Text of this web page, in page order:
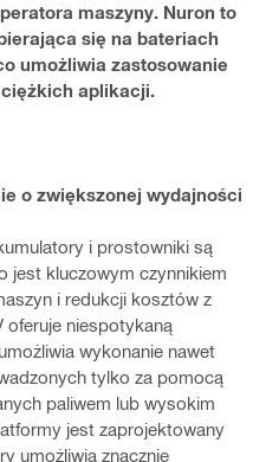
maszyny. Nuron to
się na bateriach
umożliwia zastosowanie
aplikacji.
o zwiększonej wydajności
i prostowniki są
jest kluczowym czynnikiem
i redukcji kosztów z
oferuje niespotykaną
wykonanie nawet
tylko za pomocą
paliwem lub wysokim
jest zaprojektowany
umożliwia znacznie